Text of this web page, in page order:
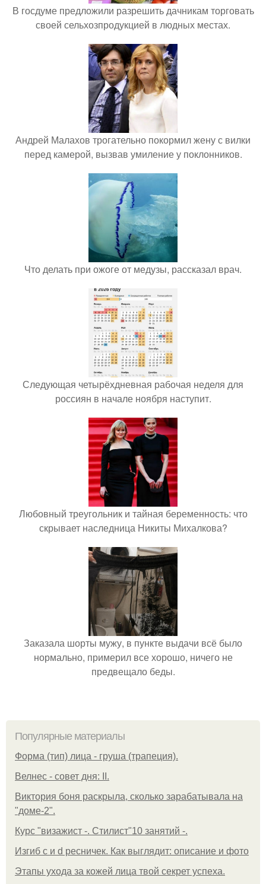
В госдуме предложили разрешить дачникам торговать
своей сельхозпродукцией в людных местах.
Андрей Малахов трогательно покормил жену с вилки
перед камерой, вызвав умиление у поклонников.
Что делать при ожоге от медузы, рассказал врач.
Следующая четырёхдневная рабочая неделя для
россиян в начале ноября наступит.
Любовный треугольник и тайная беременность: что
скрывает наследница Никиты Михалкова?
Заказала шорты мужу, в пункте выдачи всё было
нормально, примерил все хорошо, ничего не
предвещало беды.
Популярные материалы
Форма (тип) лица - груша (трапеция).
Велнес - совет дня: II.
Виктория боня раскрыла, сколько зарабатывала на
"доме-2".
Курс "визажист -. Стилист"10 занятий -.
Изгиб c и d ресничек. Как выглядит: описание и фото
Этапы ухода за кожей лица твой секрет успеха.